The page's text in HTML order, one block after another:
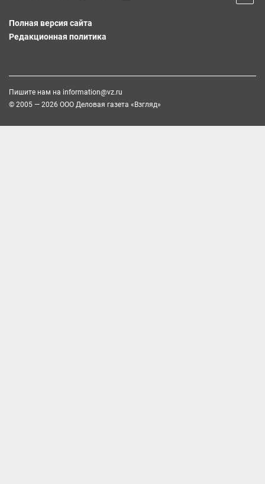
Полная версия сайта
Редакционная политика
Пишите нам на information@vz.ru
© 2005 — 2026 ООО Деловая газета «Взгляд»